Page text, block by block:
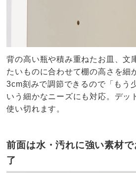
背の高い瓶や積み重ねたお皿、文
たいものに合わせて棚の高さを細
3cm刻みで調節できるので「もう
いう細かなニーズにも対応。デッ
使い切れます。
前面は水・汚れに強い素材
了